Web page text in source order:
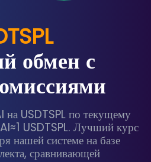
обмен с
на USDTSPL по текущему
USDTSPL. Лучший курс
нашей системе на базе
сравнивающей